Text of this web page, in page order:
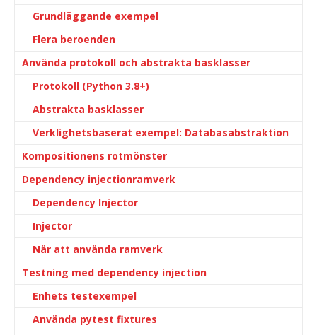
Grundläggande exempel
Flera beroenden
Använda protokoll och abstrakta basklasser
Protokoll (Python 3.8+)
Abstrakta basklasser
Verklighetsbaserat exempel: Databasabstraktion
Kompositionens rotmönster
Dependency injectionramverk
Dependency Injector
Injector
När att använda ramverk
Testning med dependency injection
Enhets testexempel
Använda pytest fixtures